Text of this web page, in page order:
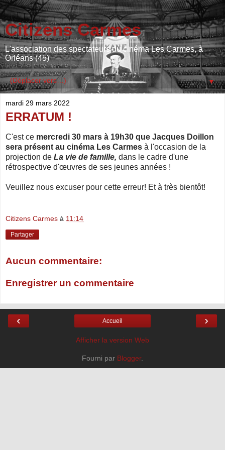
Citizens Carmes
L'association des spectateurs du cinéma Les Carmes, à
Orléans (45)
▼
mardi 29 mars 2022
ERRATUM !
C'est ce mercredi 30 mars à 19h30 que Jacques Doillon
sera présent au cinéma Les Carmes à l'occasion de la
projection de La vie de famille, dans le cadre d'une
rétrospective d'œuvres de ses jeunes années !
Veuillez nous excuser pour cette erreur! Et à très bientôt!
Citizens Carmes à 11:14
Partager
Aucun commentaire:
Enregistrer un commentaire
‹ ›
Accueil
Afficher la version Web
Fourni par Blogger.